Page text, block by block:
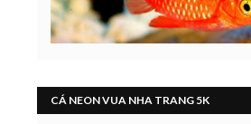
CÁ NEON VUA NHA TRANG 5K